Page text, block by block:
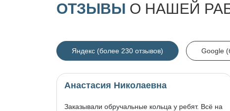
ОТЗЫВЫ О НАШЕЙ
Яндекс (более 230 отзывов) Google
Анастасия Николаевна
Заказывали обручальные кольца у ребят. Всё на